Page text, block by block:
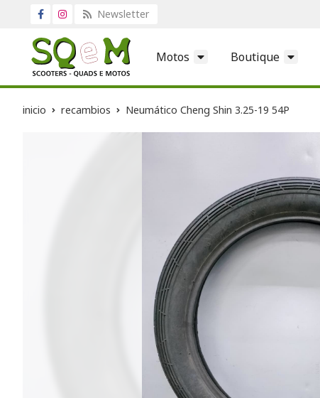
Newsletter
Motos Boutique
inicio recambios Neumático Cheng Shin 3.25-19 54P